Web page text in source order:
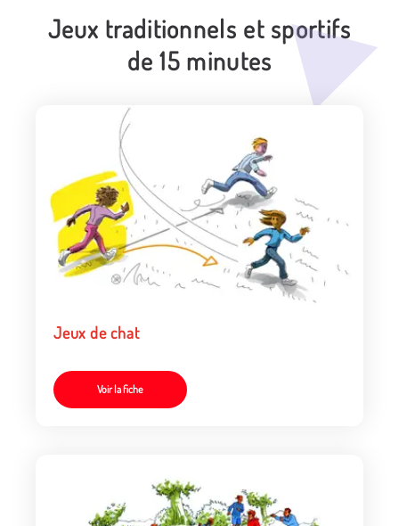
Média secondaire
Jeux traditionnels et sportifs
de 15 minutes
Jeux de chat
Voir la fiche